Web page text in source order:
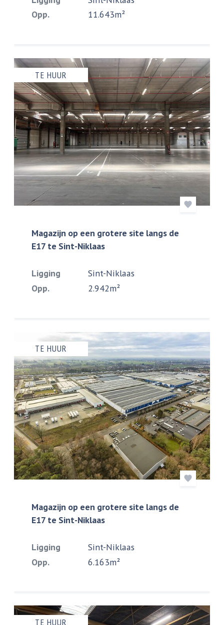
Opp.
11.643m²
TE HUUR
Magazijn op een grotere site langs de
E17 te Sint-Niklaas
Ligging
Sint-Niklaas
Opp.
2.942m²
TE HUUR
Magazijn op een grotere site langs de
E17 te Sint-Niklaas
Ligging
Sint-Niklaas
Opp.
6.163m²
TE HUUR